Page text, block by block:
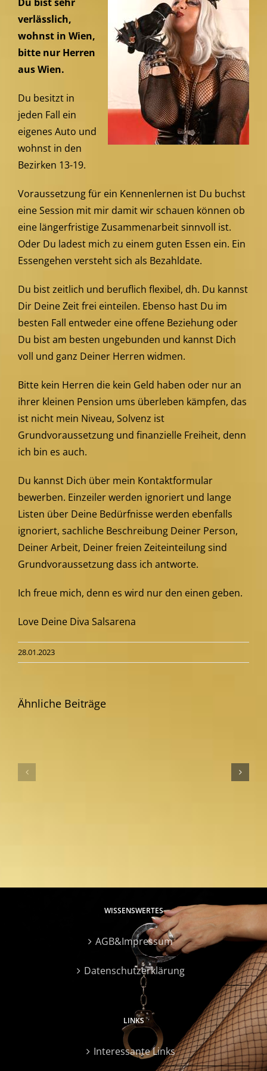
verlässlich,
wohnst in Wien,
bitte nur Herren
aus Wien.
Du besitzt in
jeden Fall ein
eigenes Auto und
wohnst in den
Bezirken 13-19.
Voraussetzung für ein Kennenlernen ist Du buchst
eine Session mit mir damit wir schauen können ob
eine längerfristige Zusammenarbeit sinnvoll ist.
Oder Du ladest mich zu einem guten Essen ein. Ein
Essengehen versteht sich als Bezahldate.
Du bist zeitlich und beruflich flexibel, dh. Du kannst
Dir Deine Zeit frei einteilen. Ebenso hast Du im
besten Fall entweder eine offene Beziehung oder
Du bist am besten ungebunden und kannst Dich
voll und ganz Deiner Herren widmen.
Bitte kein Herren die kein Geld haben oder nur an
ihrer kleinen Pension ums überleben kämpfen, das
ist nicht mein Niveau, Solvenz ist
Grundvoraussetzung und finanzielle Freiheit, denn
ich bin es auch.
Du kannst Dich über mein Kontaktformular
bewerben. Einzeiler werden ignoriert und lange
Listen über Deine Bedürfnisse werden ebenfalls
ignoriert, sachliche Beschreibung Deiner Person,
Deiner Arbeit, Deiner freien Zeiteinteilung sind
Grundvoraussetzung dass ich antworte.
Ich freue mich, denn es wird nur den einen geben.
Love Deine Diva Salsarena
28.01.2023
Ähnliche Beiträge
BDSM
WISSENSWERTES
AGB&Impressum
Datenschutzerklärung
LINKS
Interessante Links